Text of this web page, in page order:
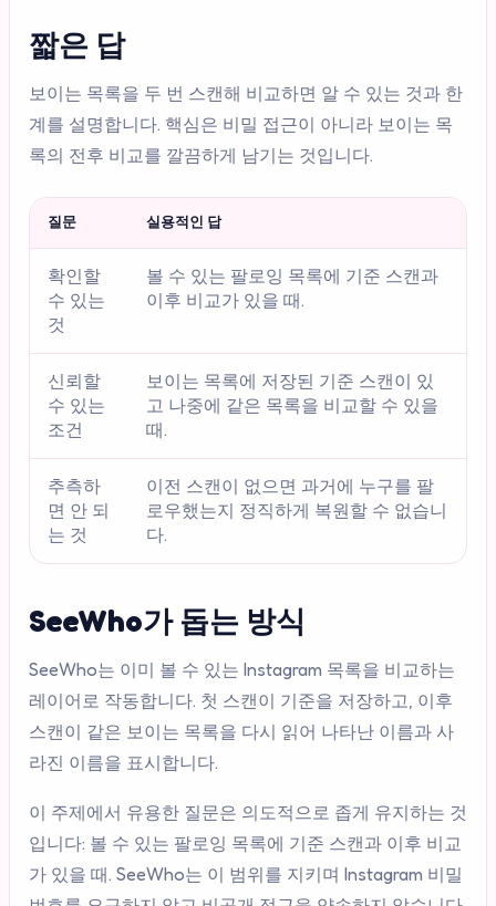
짧은 답
보이는 목록을 두 번 스캔해 비교하면 알 수 있는 것과 한
계를 설명합니다. 핵심은 비밀 접근이 아니라 보이는 목
록의 전후 비교를 깔끔하게 남기는 것입니다.
질문 실용적인 답
확인할
수 있는
것
볼 수 있는 팔로잉 목록에 기준 스캔과
이후 비교가 있을 때.
신뢰할
수 있는
조건
보이는 목록에 저장된 기준 스캔이 있
고 나중에 같은 목록을 비교할 수 있을
때.
추측하
면 안 되
는 것
이전 스캔이 없으면 과거에 누구를 팔
로우했는지 정직하게 복원할 수 없습니
다.
SeeWho가 돕는 방식
SeeWho는 이미 볼 수 있는 Instagram 목록을 비교하는
레이어로 작동합니다. 첫 스캔이 기준을 저장하고, 이후
스캔이 같은 보이는 목록을 다시 읽어 나타난 이름과 사
라진 이름을 표시합니다.
이 주제에서 유용한 질문은 의도적으로 좁게 유지하는 것
입니다: 볼 수 있는 팔로잉 목록에 기준 스캔과 이후 비교
가 있을 때. SeeWho는 이 범위를 지키며 Instagram 비밀